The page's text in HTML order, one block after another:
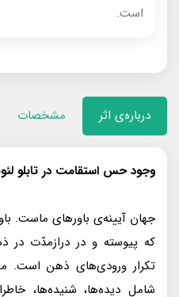
است.
درباره‌ی اثر مشخصات
وجود حس استقامت در تابلو
جهان آیینه‌ی باورهای ماست.
که پیوسته و در دراز‌مدّت در
تکرار ورودی‌های ذهن است.
شامل دیده‌ها، شنیده‌ها،